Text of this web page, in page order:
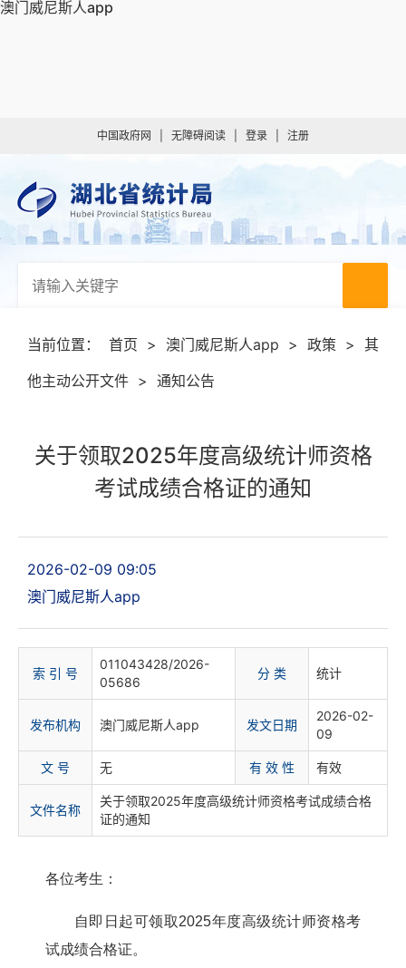
澳门威尼斯人app
中国政府网 无障碍阅读 登录 注册
当前位置： 首页 > 澳门威尼斯人app > 政策 > 其
他主动公开文件 > 通知公告
关于领取2025年度高级统计师资格
考试成绩合格证的通知
2026-02-09 09:05
澳门威尼斯人app
索 引 号
011043428/2026-
05686
分 类 统计
发布机构 澳门威尼斯人app 发文日期
2026-02-
09
文 号 无 有 效 性 有效
文件名称
关于领取2025年度高级统计师资格考试成绩合格
证的通知
各位考生：
自即日起可领取2025年度高级统计师资格考
试成绩合格证。